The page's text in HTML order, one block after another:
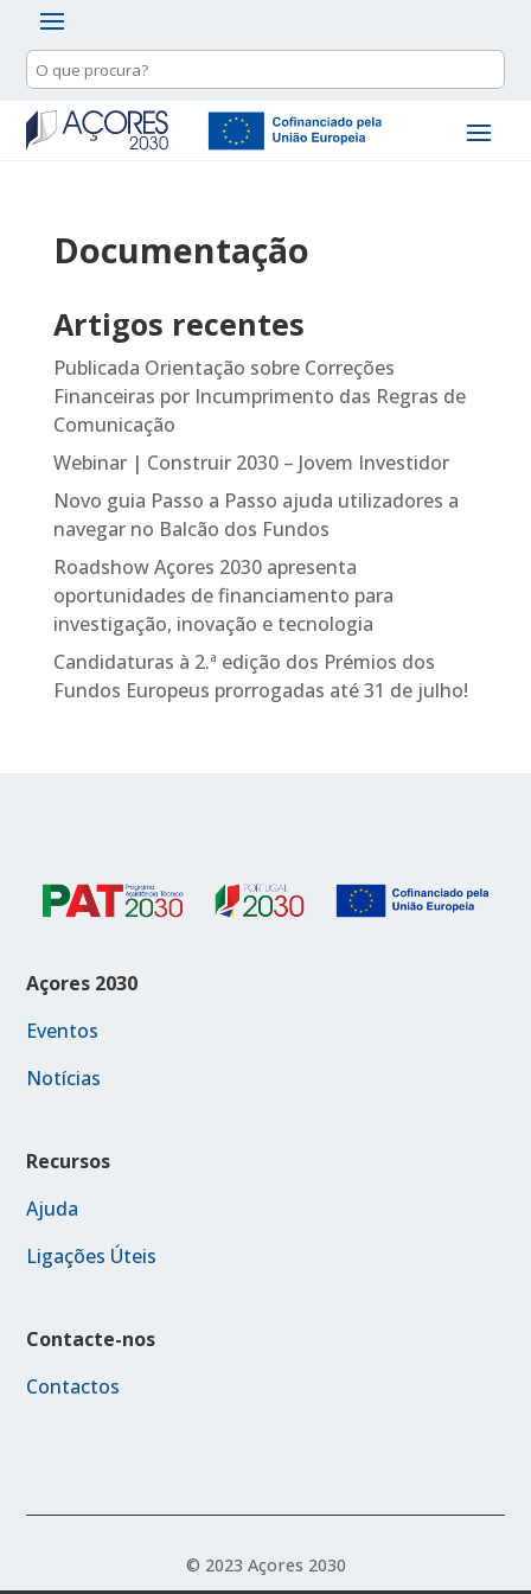
Documentação
Artigos recentes
Publicada Orientação sobre Correções
Financeiras por Incumprimento das Regras de
Comunicação
Webinar | Construir 2030 – Jovem Investidor
Novo guia Passo a Passo ajuda utilizadores a
navegar no Balcão dos Fundos
Roadshow Açores 2030 apresenta
oportunidades de financiamento para
investigação, inovação e tecnologia
Candidaturas à 2.ª edição dos Prémios dos
Fundos Europeus prorrogadas até 31 de julho!
Açores 2030
Eventos
Notícias
Recursos
Ajuda
Ligações Úteis
Contacte-nos
Contactos
© 2023 Açores 2030